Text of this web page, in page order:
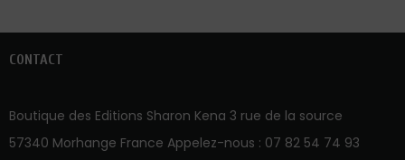
CONTACT
Boutique des Editions Sharon Kena 3 rue de la source
57340 Morhange France Appelez-nous : 07 82 54 74 93